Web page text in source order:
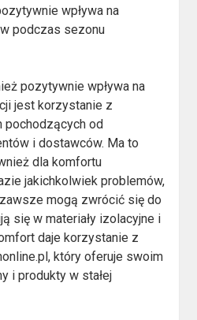
wpływa na
podczas sezonu
pozytywnie wpływa na
jest korzystanie z
pochodzących od
i dostawców. Ma to
dla komfortu
jakichkolwiek problemów,
mogą zwrócić się do
się w materiały izolacyjne i
daje korzystanie z
który oferuje swoim
i produkty w stałej